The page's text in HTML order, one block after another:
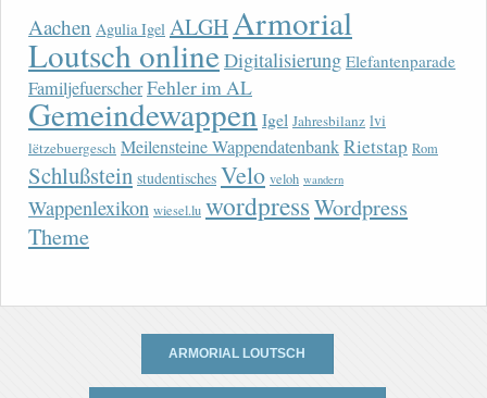
Aachen Agulia Igel ALGHArmorial
Loutsch onlineDigitalisierung Elefantenparade
FamiljefuerscherFehler im AL
Gemeindewappen Igel Jahresbilanz lvi
lëtzebuergesch Meilensteine WappendatenbankRietstap Rom
Schlußstein studentisches Velo veloh wandern
Wappenlexikon wiesel.lu wordpressWordpress
Theme
ARMORIAL LOUTSCH